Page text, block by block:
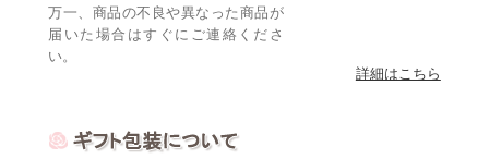
万一、商品の不良や異なった商品が
届いた場合はすぐにご連絡くださ
い。
詳細はこちら